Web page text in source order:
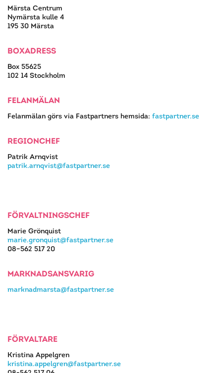
Märsta Centrum
Nymärsta kulle 4
195 30 Märsta
BOXADRESS
Box 55625
102 14 Stockholm
FELANMÄLAN
Felanmälan görs via Fastpartners hemsida: fastpartner.se
REGIONCHEF
Patrik Arnqvist
patrik.arnqvist@fastpartner.se
FÖRVALTNINGSCHEF
Marie Grönquist
marie.gronquist@fastpartner.se
08–562 517 20
MARKNADSANSVARIG
marknadmarsta@fastpartner.se
FÖRVALTARE
Kristina Appelgren
kristina.appelgren@fastpartner.se